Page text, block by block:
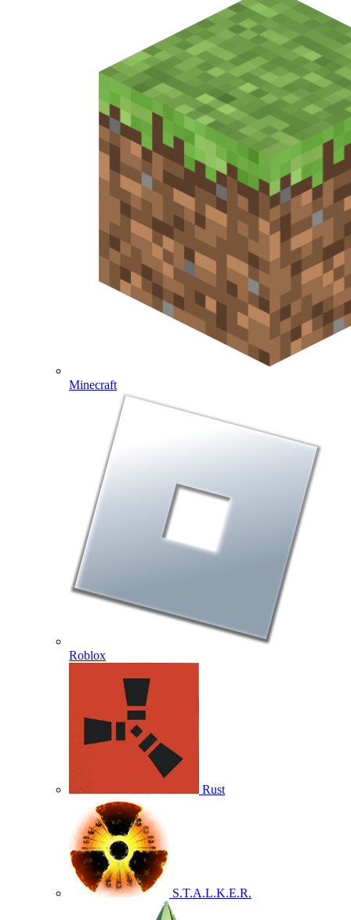
Minecraft
Roblox
Rust
S.T.A.L.K.E.R.